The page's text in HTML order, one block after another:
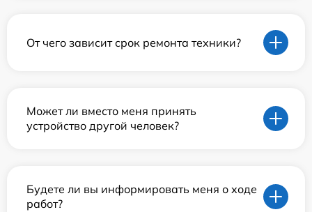
От чего зависит срок ремонта техники?
Может ли вместо меня принять
устройство другой человек?
Будете ли вы информировать меня о ходе
работ?